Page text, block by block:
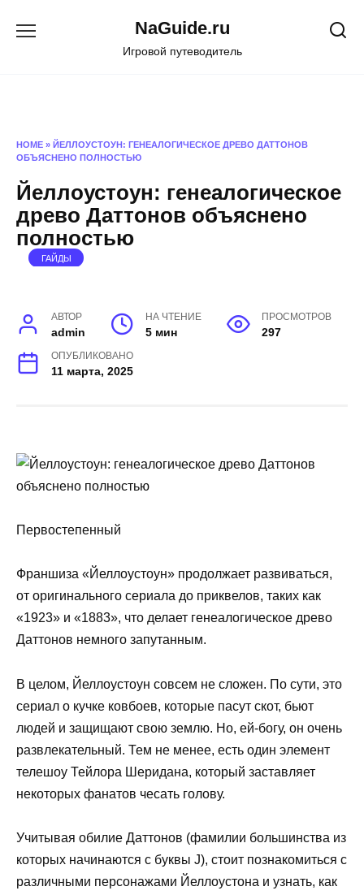
NaGuide.ru
Игровой путеводитель
HOME » ЙЕЛЛОУСТОУН: ГЕНЕАЛОГИЧЕСКОЕ ДРЕВО ДАТТОНОВ
ОБЪЯСНЕНО ПОЛНОСТЬЮ
Йеллоустоун: генеалогическое
древо Даттонов объяснено
полностью
ГАЙДЫ
АВТОР
admin
НА ЧТЕНИЕ
5 мин
ПРОСМОТРОВ
297
ОПУБЛИКОВАНО
11 марта, 2025
Первостепенный
Франшиза «Йеллоустоун» продолжает развиваться,
от оригинального сериала до приквелов, таких как
«1923» и «1883», что делает генеалогическое древо
Даттонов немного запутанным.
В целом, Йеллоустоун совсем не сложен. По сути, это
сериал о кучке ковбоев, которые пасут скот, бьют
людей и защищают свою землю. Но, ей-богу, он очень
развлекательный. Тем не менее, есть один элемент
телешоу Тейлора Шеридана, который заставляет
некоторых фанатов чесать голову.
Учитывая обилие Даттонов (фамилии большинства из
которых начинаются с буквы J), стоит познакомиться с
различными персонажами Йеллоустона и узнать, как